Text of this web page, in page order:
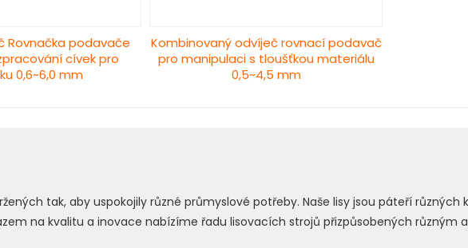
Rovnačka podavače
cívek pro
0,6~6,0 mm
Kombinovaný odvíječ rovnací podavač
pro manipulaci s tloušťkou materiálu
0,5~4,5 mm
tak, aby uspokojily různé průmyslové potřeby. Naše lisy jsou páteří
na kvalitu a inovace nabízíme řadu lisovacích strojů přizpůsobených různým